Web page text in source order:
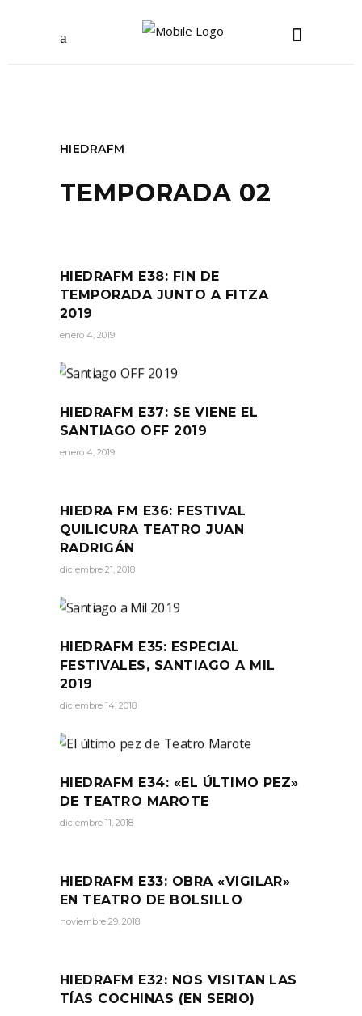
HIEDRAFM
TEMPORADA 02
HIEDRAFM E38: FIN DE
TEMPORADA JUNTO A FITZA
2019
enero 4, 2019
HIEDRAFM E37: SE VIENE EL
SANTIAGO OFF 2019
enero 4, 2019
HIEDRA FM E36: FESTIVAL
QUILICURA TEATRO JUAN
RADRIGÁN
diciembre 21, 2018
HIEDRAFM E35: ESPECIAL
FESTIVALES, SANTIAGO A MIL
2019
diciembre 14, 2018
HIEDRAFM E34: «EL ÚLTIMO PEZ»
DE TEATRO MAROTE
diciembre 11, 2018
HIEDRAFM E33: OBRA «VIGILAR»
EN TEATRO DE BOLSILLO
noviembre 29, 2018
HIEDRAFM E32: NOS VISITAN LAS
TÍAS COCHINAS (EN SERIO)